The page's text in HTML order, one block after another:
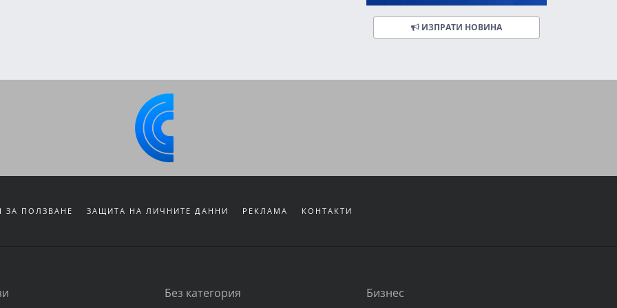
ИЗПРАТИ НОВИНА
ЗА ПОЛЗВАНЕ ЗАЩИТА НА ЛИЧНИТЕ ДАННИ РЕКЛАМА КОНТАКТИ
Без категория Бизнес